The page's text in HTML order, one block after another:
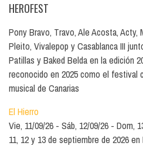
HEROFEST
Pony Bravo, Travo, Ale Acosta, Acty,
Pleito, Vivalepop y Casablanca III
Patillas y Baked Belda en la edición
reconocido en 2025 como el festival
musical de Canarias
El Hierro
Vie, 11/09/26
Sáb, 12/09/26
Dom,
11, 12 y 13 de septiembre de 2026